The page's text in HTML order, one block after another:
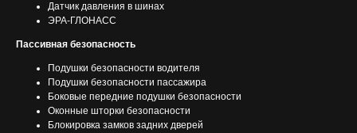
Датчик давления в шинах
ЭРА-ГЛОНАСС
Пассивная безопасность
Подушки безопасности водителя
Подушки безопасности пассажира
Боковые передние подушки безопасности
Оконные шторки безопасности
Блокировка замков задних дверей